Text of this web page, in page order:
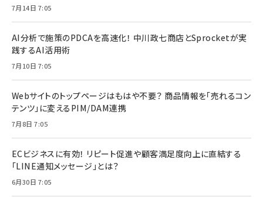
7月14日 7:05
AI分析で施策のPDCAを高速化！ 中川政七商店とSprocketが実
践するAI活用術
7月10日 7:05
Webサイトのトップページはもはや不要？ 商品情報を「売れるコン
テンツ」に変えるPIM/DAM連携
7月8日 7:05
ECビジネスに有効！ リピート促進や顧客満足度向上に直結する
「LINE通知メッセージ」とは？
6月30日 7:05